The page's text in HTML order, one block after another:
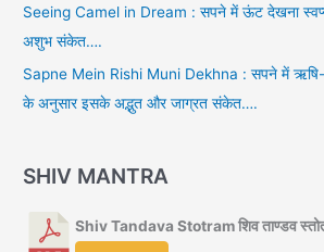
Seeing Camel in Dream : सपने में ऊंट देखना
अशुभ संकेत….
Sapne Mein Rishi Muni Dekhna : सपने में ऋषि-
के अनुसार इसके अद्भुत और जाग्रत संकेत….
SHIV MANTRA
Shiv Tandava Stotram शिव ताण्डव